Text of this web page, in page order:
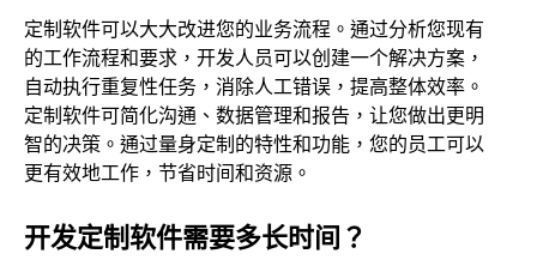
定制软件可以大大改进您的业务流程。通过分析您现有
的工作流程和要求，开发人员可以创建一个解决方案，
自动执行重复性任务，消除人工错误，提高整体效率。
定制软件可简化沟通、数据管理和报告，让您做出更明
智的决策。通过量身定制的特性和功能，您的员工可以
更有效地工作，节省时间和资源。
开发定制软件需要多长时间？